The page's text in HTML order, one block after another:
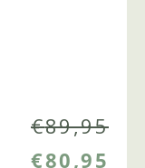
€89,95
€80,95